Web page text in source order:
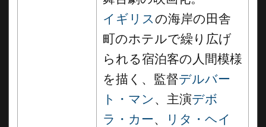
イギリスの海岸の田舎
町のホテルで繰り広げ
られる宿泊客の人間模様
を描く、監督デルバー
ト・マン 、主演デボ
ラ・カー、
リタ・ヘイ